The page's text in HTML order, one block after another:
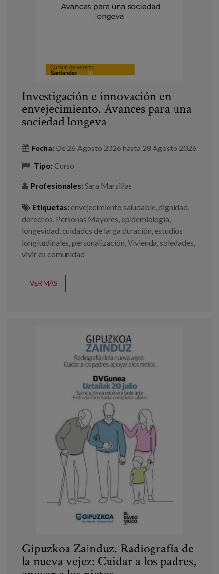
Investigación e innovación en
envejecimiento. Avances para una
sociedad longeva
Fecha: De 26 Agosto 2026 hasta 28 Agosto 2026
Tipo: Curso
Profesionales: Sara Marsillas
Etiquetas: envejecimiento saludable, dignidad,
derechos, Personas Mayores, epidemiología,
longevidad, cuidados de larga duración, estudios
longitudinales,personalización,Vivienda, soledades,
vivir en comunidad
VER MÁS
Gipuzkoa Zainduz. Radiografía de
la nueva vejez: Cuidar a los padres,